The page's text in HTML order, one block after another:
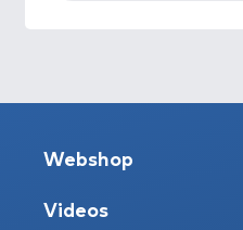
Webshop
Videos